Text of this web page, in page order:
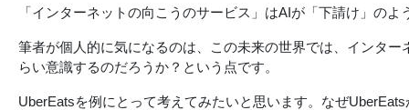
「インターネットの向こうのサービス」はAIが「下請け」のよ
筆者が個人的に気になるのは、この未来の世界では、インタ
らい意識するのだろうか？という点です。
UberEatsを例にとって考えてみたいと思います。なぜ